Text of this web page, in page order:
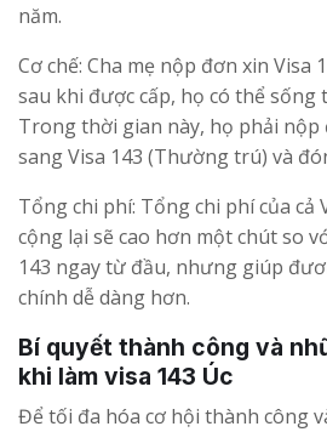
năm.
Cơ chế: Cha mẹ nộp đơn xin Visa
sau khi được cấp, họ có thể sống
Trong thời gian này, họ phải nộp
sang Visa 143 (Thường trú) và
Tổng chi phí: Tổng chi phí của cả
cộng lại sẽ cao hơn một chút so
143 ngay từ đầu, nhưng giúp
chính dễ dàng hơn.
Bí quyết thành công và
khi làm visa 143 Úc
Để tối đa hóa cơ hội thành công